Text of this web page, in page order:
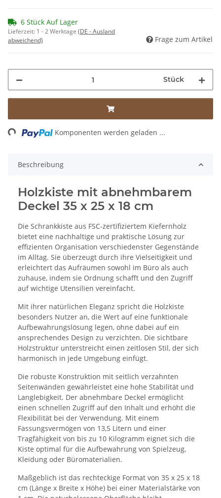
6 Stück Auf Lager
Lieferzeit: 1 - 2 Werktage (DE - Ausland
abweichend)
Frage zum Artikel
Stück
Loading... Komponenten werden geladen ...
Beschreibung
Holzkiste mit abnehmbarem
Deckel 35 x 25 x 18 cm
Die Schrankkiste aus FSC-zertifiziertem Kiefernholz
bietet eine nachhaltige und praktische Lösung zur
effizienten Organisation verschiedenster Gegenstände
im Alltag. Sie überzeugt durch ihre Vielseitigkeit und
erleichtert das Aufräumen sowohl im Büro als auch
zuhause, indem sie Ordnung schafft und den Zugriff
auf wichtige Utensilien vereinfacht.
Mit ihrer natürlichen Eleganz spricht die Holzkiste
besonders Nutzer an, die Wert auf eine funktionale
Aufbewahrungslösung legen, ohne dabei auf ein
ansprechendes Design zu verzichten. Die sichtbare
Holzstruktur unterstreicht einen zeitlosen Stil, der sich
harmonisch in jede Umgebung einfügt.
Die robuste Konstruktion mit seitlich verzahnten
Seitenwänden gewährleistet eine hohe Stabilität und
Langlebigkeit. Der abnehmbare Deckel ermöglicht
einen schnellen Zugriff auf den Inhalt und erhöht die
Flexibilität bei der Verwendung. Mit einem
Fassungsvermögen von 13,5 Litern und einer
Tragfähigkeit von bis zu 10 Kilogramm eignet sich die
Kiste optimal für die Aufbewahrung von Spielzeug,
Kleidung oder Büromaterialien.
Maßgeblich ist das rechteckige Format von 35 x 25 x 18
cm (Länge x Breite x Höhe) bei einer Materialstärke von